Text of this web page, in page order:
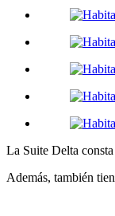
La Suite Delta
Además, también